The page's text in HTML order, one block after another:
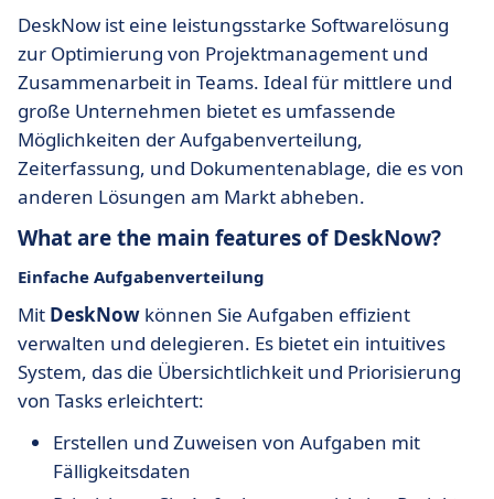
DeskNow ist eine leistungsstarke Softwarelösung
zur Optimierung von Projektmanagement und
Zusammenarbeit in Teams. Ideal für mittlere und
große Unternehmen bietet es umfassende
Möglichkeiten der Aufgabenverteilung,
Zeiterfassung, und Dokumentenablage, die es von
anderen Lösungen am Markt abheben.
What are the main features of DeskNow?
Einfache Aufgabenverteilung
Mit DeskNow können Sie Aufgaben effizient
verwalten und delegieren. Es bietet ein intuitives
System, das die Übersichtlichkeit und Priorisierung
von Tasks erleichtert:
Erstellen und Zuweisen von Aufgaben mit
Fälligkeitsdaten